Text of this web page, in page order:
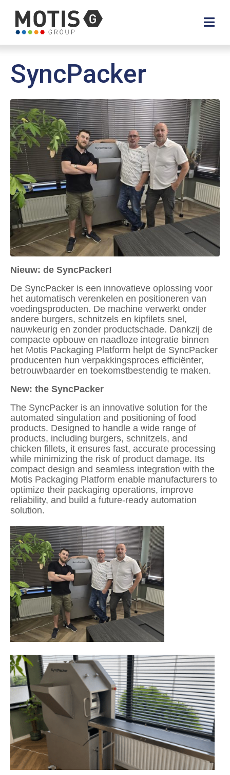
SyncPacker
Nieuw: de SyncPacker!
De SyncPacker is een innovatieve oplossing voor
het automatisch verenkelen en positioneren van
voedingsproducten. De machine verwerkt onder
andere burgers, schnitzels en kipfilets snel,
nauwkeurig en zonder productschade. Dankzij de
compacte opbouw en naadloze integratie binnen
het Motis Packaging Platform helpt de SyncPacker
producenten hun verpakkingsproces efficiënter,
betrouwbaarder en toekomstbestendig te maken.
New: the SyncPacker
The SyncPacker is an innovative solution for the
automated singulation and positioning of food
products. Designed to handle a wide range of
products, including burgers, schnitzels, and
chicken fillets, it ensures fast, accurate processing
while minimizing the risk of product damage. Its
compact design and seamless integration with the
Motis Packaging Platform enable manufacturers to
optimize their packaging operations, improve
reliability, and build a future-ready automation
solution.